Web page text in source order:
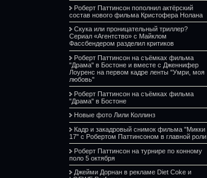
Роберт Паттинсон пополнил актёрский
состав нового фильма Кристофера Нолана
Скука или проницательный триллер?
Сериал «Агентство» с Майклом
Фассбендером разделил критиков
Роберт Паттинсон на съёмках фильма
"Драма" в Бостоне и вместе с Дженнифер
Лоуренс на первом кадре ленты "Умри, моя
любовь"
Роберт Паттинсон на съёмках фильма
"Драма" в Бостоне
Новые фото Лили Коллинз
Кадр и закадровый снимок фильма "Микки
17" с Робертом Паттинсоном в главной роли
Роберт Паттинсон на турнире по конному
поло 5 октября
Джейми Дорнан в рекламе Diet Coke и